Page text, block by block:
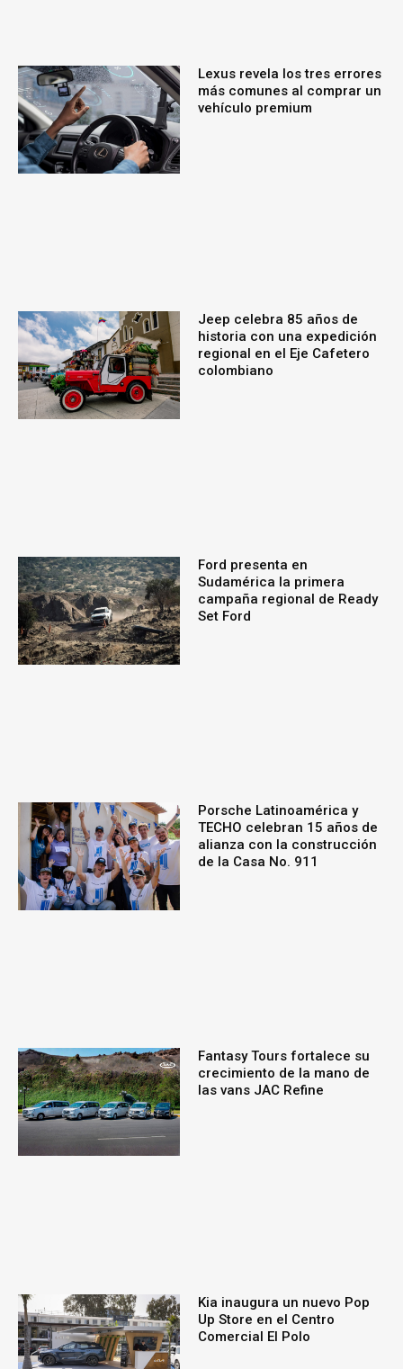
Lexus revela los tres errores
más comunes al comprar un
vehículo premium
Jeep celebra 85 años de
historia con una expedición
regional en el Eje Cafetero
colombiano
Ford presenta en
Sudamérica la primera
campaña regional de Ready
Set Ford
Porsche Latinoamérica y
TECHO celebran 15 años de
alianza con la construcción
de la Casa No. 911
Fantasy Tours fortalece su
crecimiento de la mano de
las vans JAC Refine
Kia inaugura un nuevo Pop
Up Store en el Centro
Comercial El Polo